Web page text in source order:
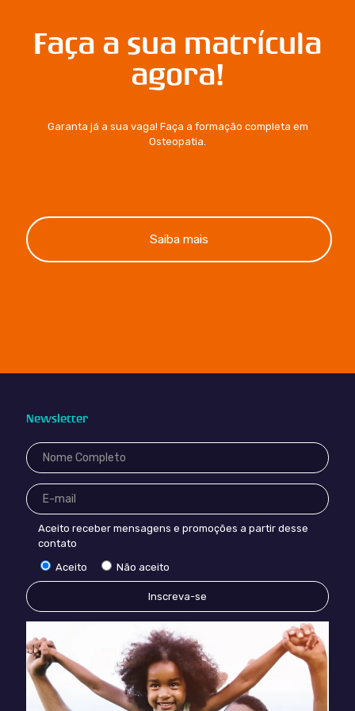
Faça a sua matrícula
agora!
Garanta já a sua vaga! Faça a formação completa em
Osteopatia.
Saiba mais
Newsletter
Aceito receber mensagens e promoções a partir desse
contato
Aceito
Não aceito